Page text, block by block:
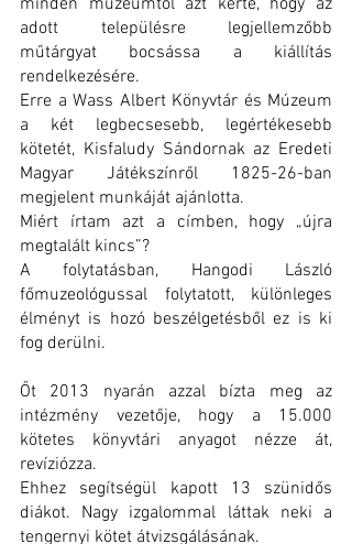
adott településre legjellemzőbb
műtárgyat bocsássa a kiállítás
rendelkezésére.
Erre a Wass Albert Könyvtár és Múzeum
a két legbecsesebb, legértékesebb
kötetét, Kisfaludy Sándornak az Eredeti
Magyar Játékszínről 1825-26-ban
megjelent munkáját ajánlotta.
Miért írtam azt a címben, hogy „újra
megtalált kincs”?
A folytatásban, Hangodi László
főmuzeológussal folytatott, különleges
élményt is hozó beszélgetésből ez is ki
fog derülni.
Őt 2013 nyarán azzal bízta meg az
intézmény vezetője, hogy a 15.000
kötetes könyvtári anyagot nézze át,
revíziózza.
Ehhez segítségül kapott 13 szünidős
diákot. Nagy izgalommal láttak neki a
tengernyi kötet átvizsgálásának.